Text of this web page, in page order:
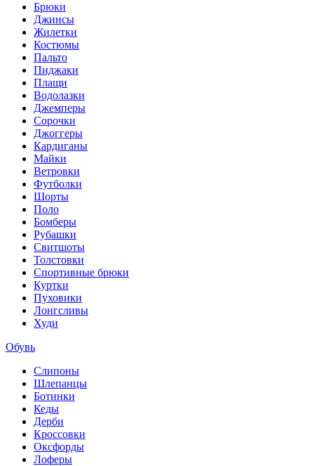
Брюки
Джинсы
Жилетки
Костюмы
Пальто
Пиджаки
Плащи
Водолазки
Джемперы
Сорочки
Джоггеры
Кардиганы
Майки
Ветровки
Футболки
Шорты
Поло
Бомберы
Рубашки
Свитшоты
Толстовки
Спортивные брюки
Куртки
Пуховики
Лонгсливы
Худи
Обувь
Слипоны
Шлепанцы
Ботинки
Кеды
Дерби
Кроссовки
Оксфорды
Лоферы